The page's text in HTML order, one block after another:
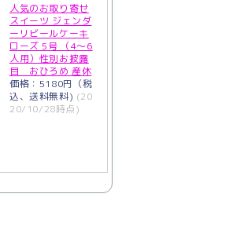
人気のお取り寄せ
スイーツ ジェンダ
ーリビールケーキ
ローズ 5号 （4〜6
人用）性別お披露
目 おひろめ 産休
価格：5180円（税
込、送料無料) (20
20/10/28時点)